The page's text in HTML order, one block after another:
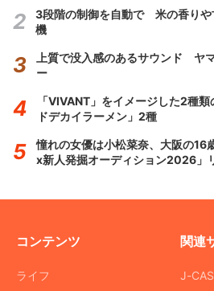
3段階の制御を自動で 米の香りや
機
上質で没入感のあるサウンド ヤ
ー
「VIVANT」をイメージした2種
ドデカイラーメン」2種
憧れの女優は小松菜奈、大阪の
x新人発掘オーディション2026」
コンテンツ
ライフ
関連
J-